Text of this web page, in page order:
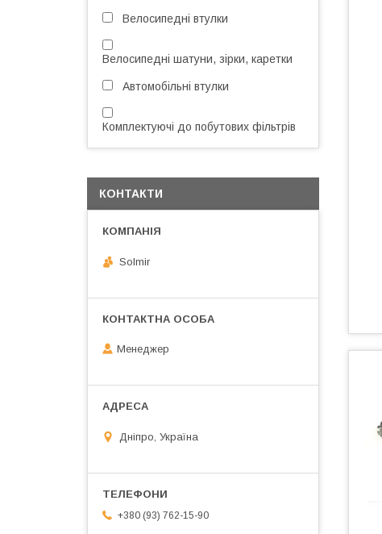
Велосипедні втулки
Велосипедні шатуни, зірки, каретки
Автомобільні втулки
Комплектуючі до побутових фільтрів
КОНТАКТИ
Solmir
Менеджер
Дніпро, Україна
+380 (93) 762-15-90